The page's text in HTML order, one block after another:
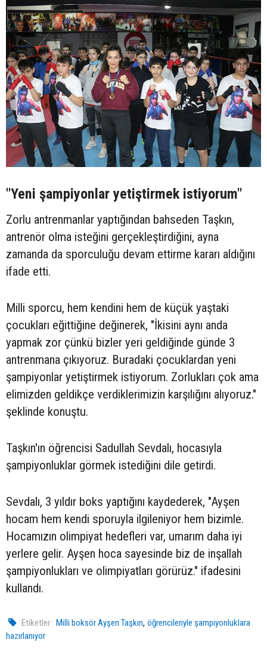
"Yeni şampiyonlar yetiştirmek istiyorum"
Zorlu antrenmanlar yaptığından bahseden Taşkın,
antrenör olma isteğini gerçekleştirdiğini, ayna
zamanda da sporculuğu devam ettirme kararı aldığını
ifade etti.
Milli sporcu, hem kendini hem de küçük yaştaki
çocukları eğittiğine değinerek, "İkisini aynı anda
yapmak zor çünkü bizler yeri geldiğinde günde 3
antrenmana çıkıyoruz. Buradaki çocuklardan yeni
şampiyonlar yetiştirmek istiyorum. Zorlukları çok ama
elimizden geldikçe verdiklerimizin karşılığını alıyoruz."
şeklinde konuştu.
Taşkın'ın öğrencisi Sadullah Sevdalı, hocasıyla
şampiyonluklar görmek istediğini dile getirdi.
Sevdalı, 3 yıldır boks yaptığını kaydederek, "Ayşen
hocam hem kendi sporuyla ilgileniyor hem bizimle.
Hocamızın olimpiyat hedefleri var, umarım daha iyi
yerlere gelir. Ayşen hoca sayesinde biz de inşallah
şampiyonlukları ve olimpiyatları görürüz." ifadesini
kullandı.
Etiketler : Milli boksör Ayşen Taşkın,öğrencileriyle şampiyonluklara
hazırlanıyor